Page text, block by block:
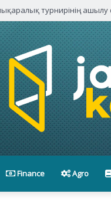
басшыларымен кездесті
Finance Agro